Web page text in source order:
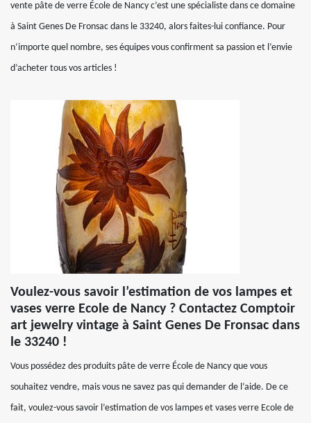
vente pâte de verre École de Nancy c’est une spécialiste dans ce domaine
à Saint Genes De Fronsac dans le 33240, alors faites-lui confiance. Pour
n’importe quel nombre, ses équipes vous confirment sa passion et l’envie
d’acheter tous vos articles !
Voulez-vous savoir l’estimation de vos lampes et
vases verre Ecole de Nancy ? Contactez Comptoir
art jewelry vintage à Saint Genes De Fronsac dans
le 33240 !
Vous possédez des produits pâte de verre École de Nancy que vous
souhaitez vendre, mais vous ne savez pas qui demander de l’aide. De ce
fait, voulez-vous savoir l’estimation de vos lampes et vases verre Ecole de